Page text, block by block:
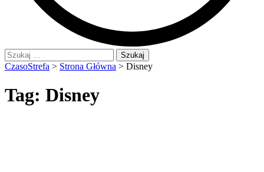
Szukaj:
CzasoStrefa > Strona Główna > Disney
Tag: Disney